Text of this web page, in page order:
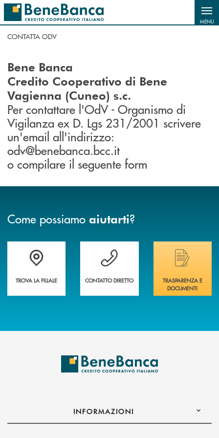
Salta al contenuto principale
MENU
CONTATTA ODV
Bene Banca
Credito Cooperativo di Bene
Vagienna (Cuneo) s.c.
Per contattare l'OdV - Organismo di
Vigilanza ex D. Lgs 231/2001 scrivere
un'email all'indirizzo:
odv@benebanca.bcc.it
o compilare il seguente form
Come possiamo aiutarti?
Trova la filiale più vicina a te&nbsp;
TROVA LA FILIALE
Hai bisogno di assistenza immediata?
CONTATTO DIRETTO
Hai bisogno di
TRASPARENZA E
DOCUMENTI
INFORMAZIONI